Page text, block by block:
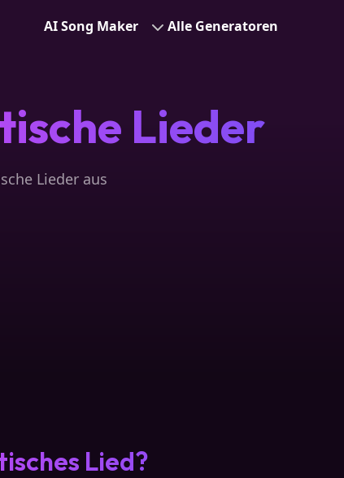
AI Song Maker Alle Generatoren
Lieder
Lieder aus
Lied?